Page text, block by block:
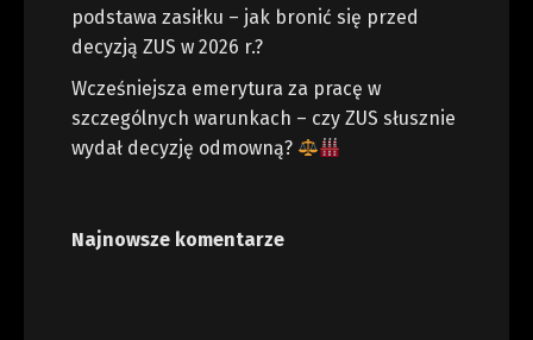
podstawa zasiłku – jak bronić się przed
decyzją ZUS w 2026 r.?
Wcześniejsza emerytura za pracę w
szczególnych warunkach – czy ZUS słusznie
wydał decyzję odmowną?
Najnowsze komentarze